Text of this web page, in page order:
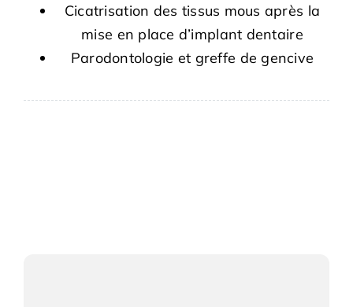
Cicatrisation des tissus mous après la
mise en place d’implant dentaire
Parodontologie et greffe de gencive